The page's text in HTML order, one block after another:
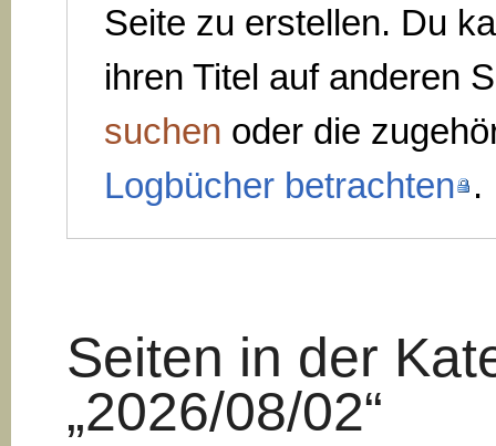
Seite zu erstellen. Du
ihren Titel auf anderen
suchen oder die
Logbücher betrachten .
Seiten in der
„2026/08/02“